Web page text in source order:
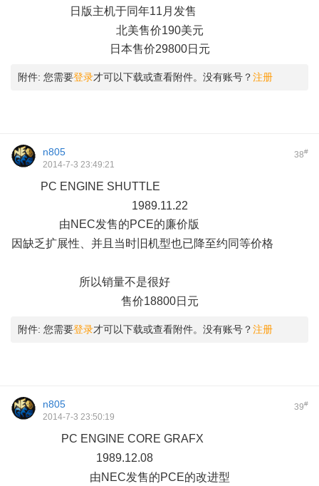
日版主机于同年11月发售
北美售价190美元
日本售价29800日元
附件: 您需要登录才可以下载或查看附件。没有账号？注册
38#
n805
2014-7-3 23:49:21
PC ENGINE SHUTTLE
1989.11.22
由NEC发售的PCE的廉价版
因缺乏扩展性、并且当时旧机型也已降至约同等价格
所以销量不是很好
售价18800日元
附件: 您需要登录才可以下载或查看附件。没有账号？注册
39#
n805
2014-7-3 23:50:19
PC ENGINE CORE GRAFX
1989.12.088 E, p4 X3 A0 a* X
由NEC发售的PCE的改进型